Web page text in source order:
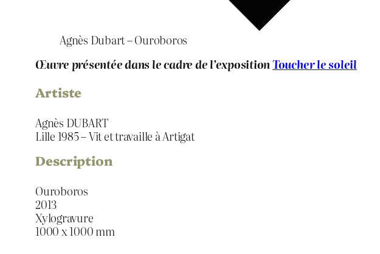
Agnès Dubart – Ouroboros
Œuvre présentée dans le cadre de l’expositionToucher le soleil
Artiste
Agnès DUBART
Lille 1985 – Vit et travaille à Artigat
Description
Ouroboros
2013
Xylogravure
1000 x 1000 mm